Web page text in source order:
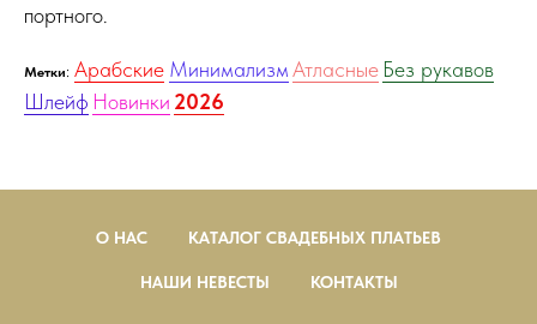
портного.
Метки: Арабские МинимализмАтласные Без рукавов
Шлейф Новинки 2026
О НАС КАТАЛОГ СВАДЕБНЫХ ПЛАТЬЕВ
НАШИ НЕВЕСТЫ КОНТАКТЫ